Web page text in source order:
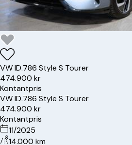
VWID.786 Style S Tourer
474.900 kr
Kontantpris
VWID.786 Style S Tourer
474.900 kr
Kontantpris
11/2025
14.000 km